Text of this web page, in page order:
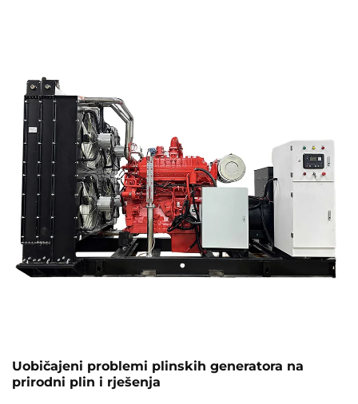
Uobičajeni problemi plinskih generatora na
prirodni plin i rješenja